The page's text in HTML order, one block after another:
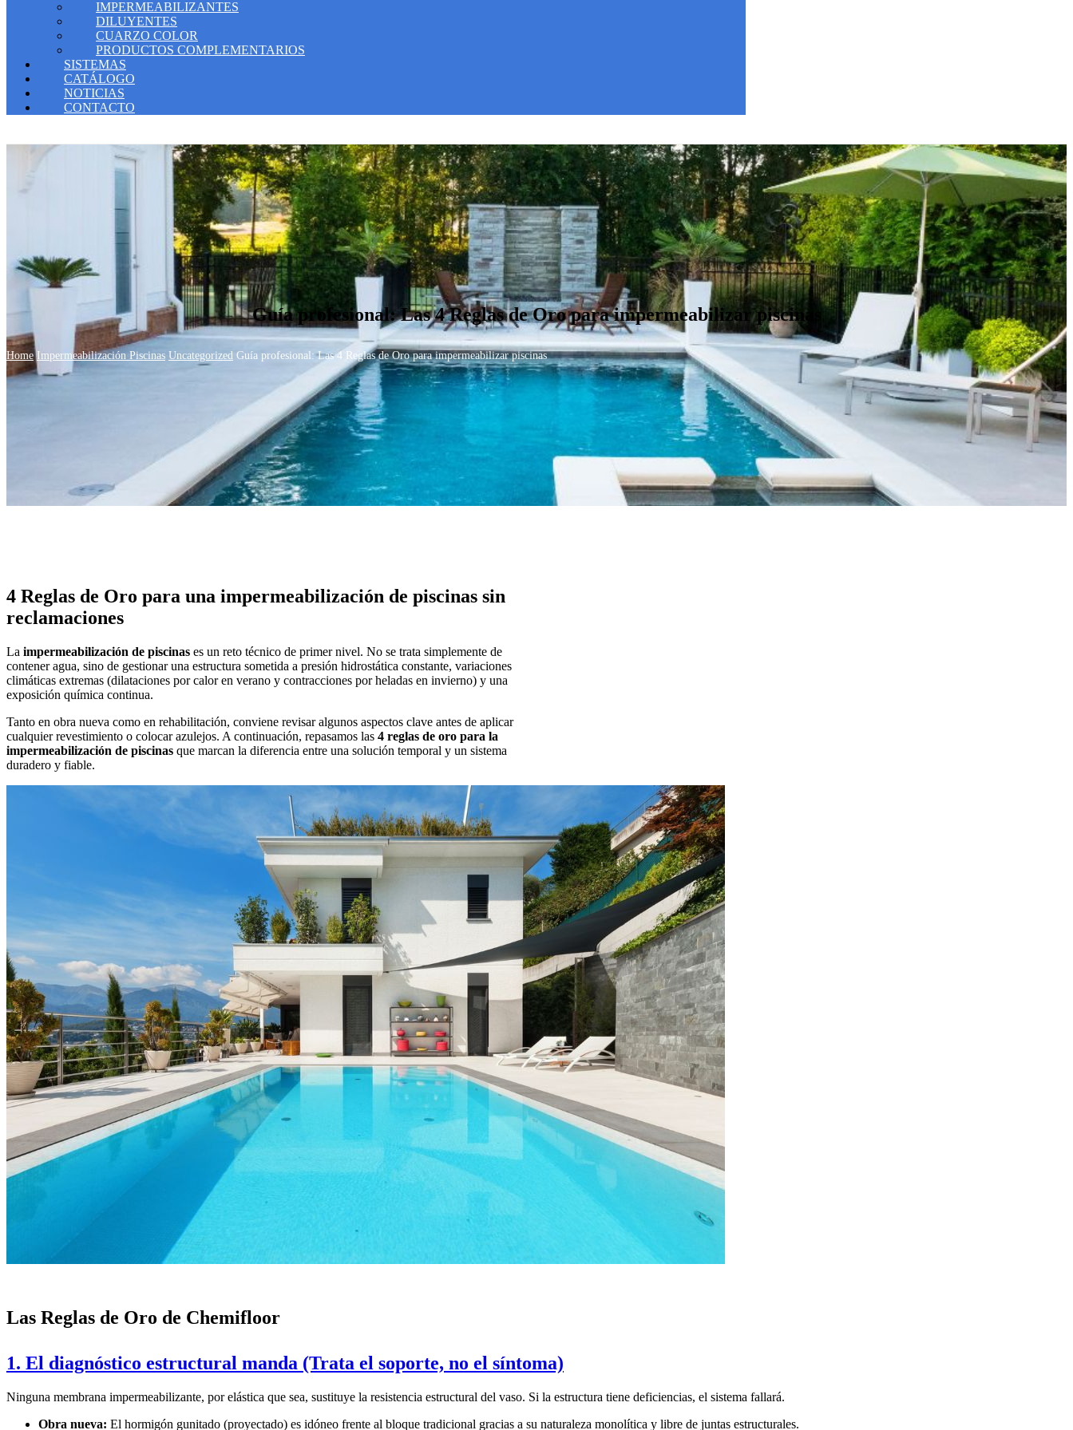
IMPERMEABILIZANTES
DILUYENTES
CUARZO COLOR
PRODUCTOS COMPLEMENTARIOS
SISTEMAS
CATÁLOGO
NOTICIAS
CONTACTO
Guía profesional: Las 4 Reglas de Oro para impermeabilizar piscinas
Home Impermeabilización Piscinas Uncategorized Guía profesional: Las 4 Reglas de Oro para impermeabilizar piscinas
4 Reglas de Oro para una impermeabilización de piscinas sin
reclamaciones
La impermeabilización de piscinas es un reto técnico de primer nivel. No se trata simplemente de
contener agua, sino de gestionar una estructura sometida a presión hidrostática constante, variaciones
climáticas extremas (dilataciones por calor en verano y contracciones por heladas en invierno) y una
exposición química continua.
Tanto en obra nueva como en rehabilitación, conviene revisar algunos aspectos clave antes de aplicar
cualquier revestimiento o colocar azulejos. A continuación, repasamos las 4 reglas de oro para la
impermeabilización de piscinas que marcan la diferencia entre una solución temporal y un sistema
duradero y fiable.
Las Reglas de Oro de Chemifloor
1. El diagnóstico estructural manda (Trata el soporte, no el síntoma)
Ninguna membrana impermeabilizante, por elástica que sea, sustituye la resistencia estructural del vaso. Si la estructura tiene deficiencias, el sistema fallará.
Obra nueva: El hormigón gunitado (proyectado) es idóneo frente al bloque tradicional gracias a su naturaleza monolítica y libre de juntas estructurales.